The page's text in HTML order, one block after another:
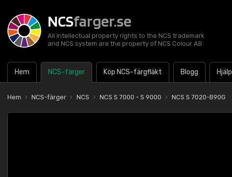
NCSfarger.se
All intellectual property rights to the NCS trademark
and NCS system are the property of NCS Colour AB
Hem NCS-färger Köp NCS-färgfläkt Blogg Hjälp
Hem NCS-färger NCS NCS S 7000 - S 9000 NCS S 7020-B90G